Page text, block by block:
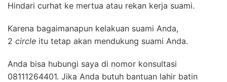
Hindari curhat ke mertua atau rekan kerja suami.
Karena bagaimanapun kelakuan suami Anda,
2 circle itu tetap akan mendukung suami Anda.
Anda bisa hubungi saya di nomor konsultasi
08111264401. Jika Anda butuh bantuan lahir batin